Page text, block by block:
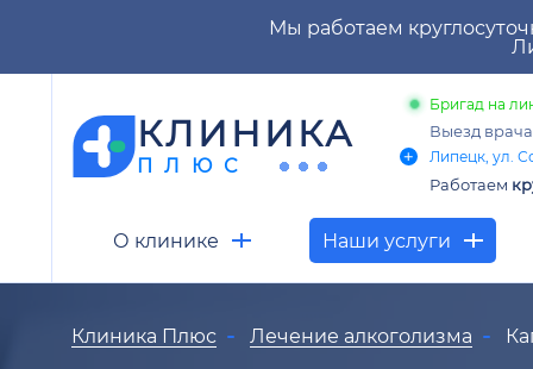
Мы работаем
КЛИНИКА
ПЛЮС
Бригад на
Выезд
Липецк, ул.
Работаем
О клинике Наши услуги
Клиника Плюс Лечение алкоголизма